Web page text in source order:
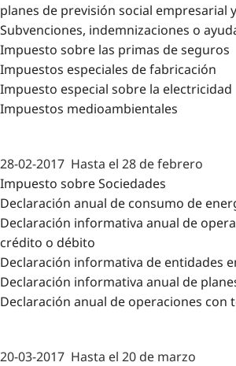
planes de previsión social empresarial
Subvenciones, indemnizaciones o
Impuesto sobre las primas de seguros
Impuestos especiales de fabricación
Impuesto especial sobre la electricidad
Impuestos medioambientales
28-02-2017 Hasta el 28 de febrero
Impuesto sobre Sociedades
Declaración anual de consumo de
Declaración informativa anual de
crédito o débito
Declaración informativa de entidades
Declaración informativa anual de
Declaración anual de operaciones con
20-03-2017 Hasta el 20 de marzo